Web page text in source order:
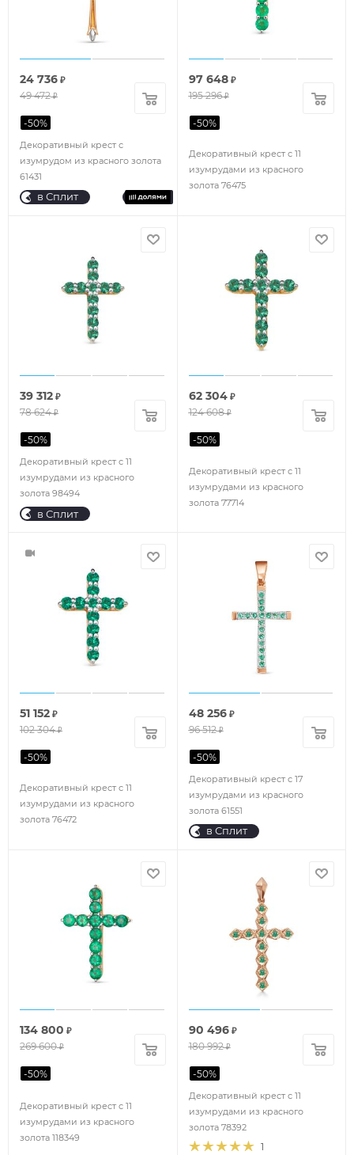
Декоративный крест с
изумрудом из красного золота
61431
24 736 ₽
49 472₽
-50%
в Сплит
Декоративный крест с 11
изумрудами из красного
золота 76475
97 648₽
195 296₽
-50%
Декоративный крест с 11
изумрудами из красного
золота 98494
39 312 ₽
78 624₽
-50%
в Сплит
Декоративный крест с 11
изумрудами из красного
золота 77714
62 304₽
124 608₽
-50%
Декоративный крест с 11
изумрудами из красного
золота 76472
51 152 ₽
102 304₽
-50%
Декоративный крест с 17
изумрудами из красного
золота 61551
48 256₽
96 512₽
-50%
в Сплит
Декоративный крест с 11
изумрудами из красного
золота 118349
134 800 ₽
269 600₽
-50%
1
Декоративный крест с 11
изумрудами из красного
золота 78392
90 496₽
180 992₽
-50%